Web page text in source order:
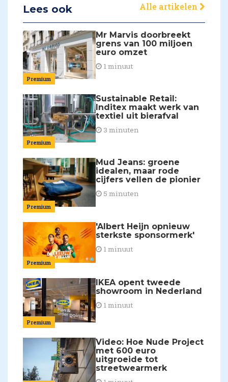
Lees ook Alle artikelen
Premium
Mr Marvis doorbreekt
grens van 100 miljoen
euro omzet
1 minuut
Premium
Sustainable Retail:
Inditex maakt werk van
textiel uit bierafval
3 minuten
Premium
Mud Jeans: groene
idealen, maar rode
cijfers vellen de pionier
5 minuten
Premium
'Albert Heijn opnieuw
sterkste sponsormerk'
1 minuut
Premium
IKEA opent tweede
showroom in Nederland
1 minuut
Video: Hoe Nude Project
met 600 euro
uitgroeide tot
streetwearmerk